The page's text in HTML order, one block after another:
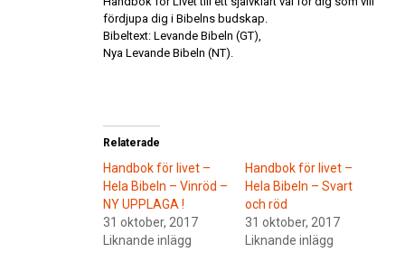
fördjupa dig i Bibelns budskap.
Bibeltext: Levande Bibeln (GT),
Nya Levande Bibeln (NT).
Relaterade
Handbok för livet –
Hela Bibeln – Vinröd –
NY UPPLAGA !
31 oktober, 2017
Liknande inlägg
Handbok för livet –
Hela Bibeln – Svart
och röd
31 oktober, 2017
Liknande inlägg